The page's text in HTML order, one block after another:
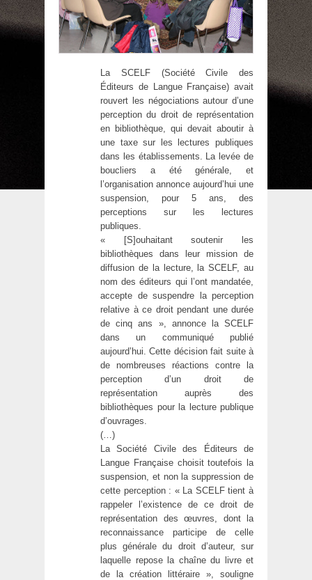
La SCELF (Société Civile des
Éditeurs de Langue Française) avait
rouvert les négociations autour d’une
perception du droit de représentation
en bibliothèque, qui devait aboutir à
une taxe sur les lectures publiques
dans les établissements. La levée de
boucliers a été générale, et
l’organisation annonce aujourd’hui une
suspension, pour 5 ans, des
perceptions sur les lectures
publiques.
« [S]ouhaitant soutenir les
bibliothèques dans leur mission de
diffusion de la lecture, la SCELF, au
nom des éditeurs qui l’ont mandatée,
accepte de suspendre la perception
relative à ce droit pendant une durée
de cinq ans », annonce la SCELF
dans un communiqué publié
aujourd’hui. Cette décision fait suite à
de nombreuses réactions contre la
perception d’un droit de
représentation auprès des
bibliothèques pour la lecture publique
d’ouvrages.
(…)
La Société Civile des Éditeurs de
Langue Française choisit toutefois la
suspension, et non la suppression de
cette perception : « La SCELF tient à
rappeler l’existence de ce droit de
représentation des œuvres, dont la
reconnaissance participe de celle
plus générale du droit d’auteur, sur
laquelle repose la chaîne du livre et
de la création littéraire », souligne